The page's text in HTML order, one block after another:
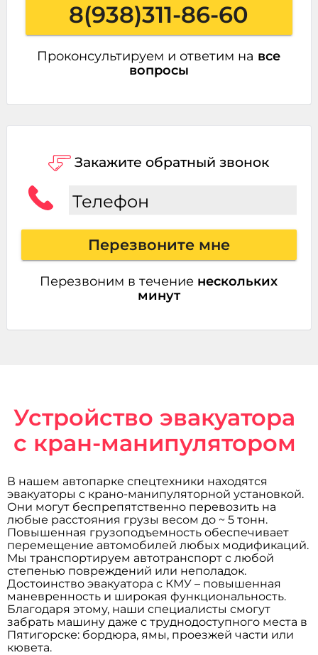
8(938)311-86-60
Проконсультируем и ответим на все
вопросы
Закажите обратный звонок
Телефон
Перезвоните мне
Перезвоним в течение нескольких
минут
Устройство эвакуатора
с кран-манипулятором
В нашем автопарке спецтехники находятся
эвакуаторы с крано-манипуляторной установкой.
Они могут беспрепятственно перевозить на
любые расстояния грузы весом до ~ 5 тонн.
Повышенная грузоподъемность обеспечивает
перемещение автомобилей любых модификаций.
Мы транспортируем автотранспорт с любой
степенью повреждений или неполадок.
Достоинство эвакуатора с КМУ – повышенная
маневренность и широкая функциональность.
Благодаря этому, наши специалисты смогут
забрать машину даже с труднодоступного места в
Пятигорске: бордюра, ямы, проезжей части или
кювета.